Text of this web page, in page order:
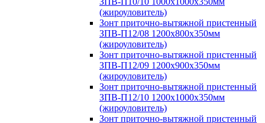
(жироуловитель)
Зонт приточно-вытяжной пристенный
ЗПВ-П12/08 1200х800х350мм
(жироуловитель)
Зонт приточно-вытяжной пристенный
ЗПВ-П12/09 1200х900х350мм
(жироуловитель)
Зонт приточно-вытяжной пристенный
ЗПВ-П12/10 1200х1000х350мм
(жироуловитель)
Зонт приточно-вытяжной пристенный